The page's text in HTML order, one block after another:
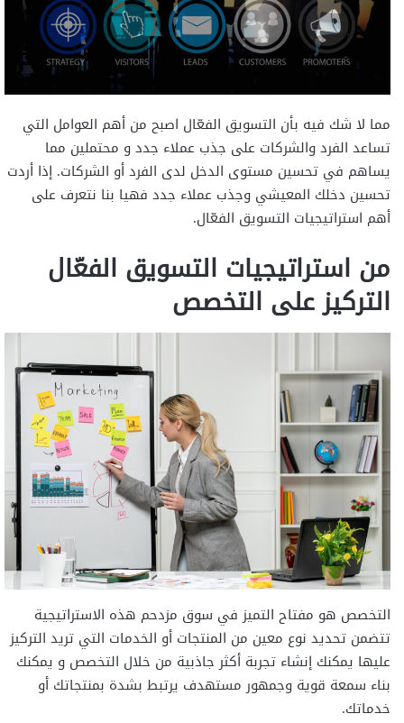
مما لا شك فيه بأن التسويق الفعّال اصبح من أهم العوامل التي
تساعد الفرد والشركات على جذب عملاء جدد و محتملين مما
يساهم في تحسين مستوى الدخل لدى الفرد أو الشركات. إذا أردت
تحسين دخلك المعيشي وجذب عملاء جدد فهيا بنا نتعرف على
أهم استراتيجيات التسويق الفعّال.
من استراتيجيات التسويق الفعّال
التركيز على التخصص
التخصص هو مفتاح التميز في سوق مزدحم هذه الاستراتيجية
تتضمن تحديد نوع معين من المنتجات أو الخدمات التي تريد التركيز
عليها يمكنك إنشاء تجربة أكثر جاذبية من خلال التخصص و يمكنك
بناء سمعة قوية وجمهور مستهدف يرتبط بشدة بمنتجاتك أو
خدماتك.